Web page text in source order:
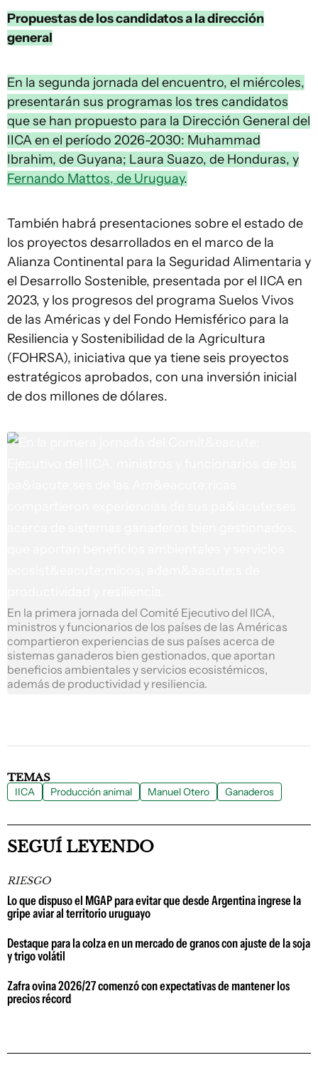
Propuestas de los candidatos a la dirección
general
En la segunda jornada del encuentro, el miércoles,
presentarán sus programas los tres candidatos
que se han propuesto para la Dirección General del
IICA en el período 2026-2030: Muhammad
Ibrahim, de Guyana; Laura Suazo, de Honduras, y
Fernando Mattos, de Uruguay.
También habrá presentaciones sobre el estado de
los proyectos desarrollados en el marco de la
Alianza Continental para la Seguridad Alimentaria y
el Desarrollo Sostenible, presentada por el IICA en
2023, y los progresos del programa Suelos Vivos
de las Américas y del Fondo Hemisférico para la
Resiliencia y Sostenibilidad de la Agricultura
(FOHRSA), iniciativa que ya tiene seis proyectos
estratégicos aprobados, con una inversión inicial
de dos millones de dólares.
En la primera jornada del Comité Ejecutivo del IICA,
ministros y funcionarios de los países de las Américas
compartieron experiencias de sus países acerca de
sistemas ganaderos bien gestionados, que aportan
beneficios ambientales y servicios ecosistémicos,
además de productividad y resiliencia.
TEMAS
IICA Producción animal Manuel Otero Ganaderos
SEGUÍ LEYENDO
RIESGO
Lo que dispuso el MGAP para evitar que desde Argentina ingrese la
gripe aviar al territorio uruguayo
Destaque para la colza en un mercado de granos con ajuste de la soja
y trigo volátil
Zafra ovina 2026/27 comenzó con expectativas de mantener los
precios récord